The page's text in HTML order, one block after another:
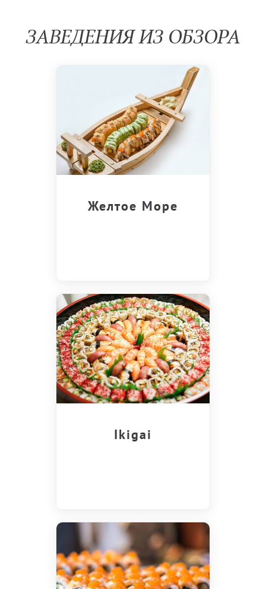
ЗАВЕДЕНИЯ ИЗ ОБЗОРА
Желтое Море
Ikigai